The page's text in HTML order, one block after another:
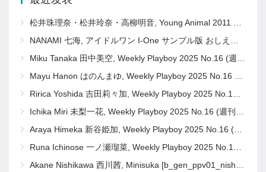
松井珠理奈・松井玲奈・高柳明音, Young Animal 2011 No.11 (ヤングアニマル 2011年11号)
NANAMI 七海, アイドルワン I-One サンプル版 おしえて！ななみ先生
Miku Tanaka 田中美空, Weekly Playboy 2025 No.16 (週刊プレイボーイ 2025年16号)
Mayu Hanon はのんまゆ, Weekly Playboy 2025 No.16 (週刊プレイボーイ 2025年16号)
Ririca Yoshida 吉田莉々加, Weekly Playboy 2025 No.16 (週刊プレイボーイ 2025年16号)
Ichika Miri 未梨一花, Weekly Playboy 2025 No.16 (週刊プレイボーイ 2025年16号)
Araya Himeka 新谷姫加, Weekly Playboy 2025 No.16 (週刊プレイボーイ 2025年16号)
Runa Ichinose 一ノ瀬瑠菜, Weekly Playboy 2025 No.16 (週刊プレイボーイ 2025年16号)
Akane Nishikawa 西川茜, Minisuka [b_gen_ppv01_nishikawa_a14]